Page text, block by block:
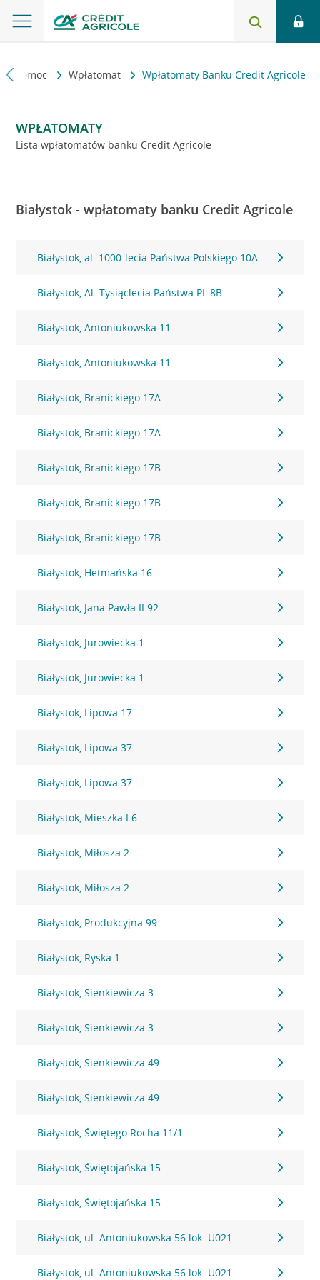
i pomoc Wpłatomat Wpłatomaty Banku Credit Agricole
WPŁATOMATY
Lista wpłatomatów banku Credit Agricole
Białystok - wpłatomaty banku Credit Agricole
Białystok, al. 1000-lecia Państwa Polskiego 10A
Białystok, Al. Tysiąclecia Państwa PL 8B
Białystok, Antoniukowska 11
Białystok, Antoniukowska 11
Białystok, Branickiego 17A
Białystok, Branickiego 17A
Białystok, Branickiego 17B
Białystok, Branickiego 17B
Białystok, Branickiego 17B
Białystok, Hetmańska 16
Białystok, Jana Pawła II 92
Białystok, Jurowiecka 1
Białystok, Jurowiecka 1
Białystok, Lipowa 17
Białystok, Lipowa 37
Białystok, Lipowa 37
Białystok, Mieszka I 6
Białystok, Miłosza 2
Białystok, Miłosza 2
Białystok, Produkcyjna 99
Białystok, Ryska 1
Białystok, Sienkiewicza 3
Białystok, Sienkiewicza 3
Białystok, Sienkiewicza 49
Białystok, Sienkiewicza 49
Białystok, Świętego Rocha 11/1
Białystok, Świętojańska 15
Białystok, Świętojańska 15
Białystok, ul. Antoniukowska 56 lok. U021
Białystok, ul. Antoniukowska 56 lok. U021